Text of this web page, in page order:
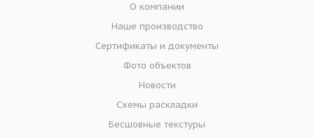
О компании
Наше производство
Сертификаты и документы
Фото объектов
Новости
Схемы раскладки
Бесшовные текстуры